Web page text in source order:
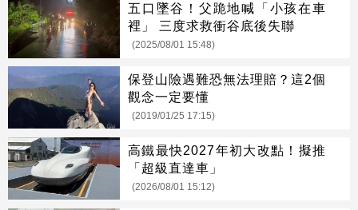
五口墜谷！父跪地喊「小孩在車
裡」 三度求救衝谷底後失聯
(2025/08/01 15:48)
保登山險遇難恐無法理賠？這2個
觀念一定要懂
(2019/01/25 17:15)
高鐵最快2027年初大改點！擬推
「超級直達車」
(2026/08/01 15:12)